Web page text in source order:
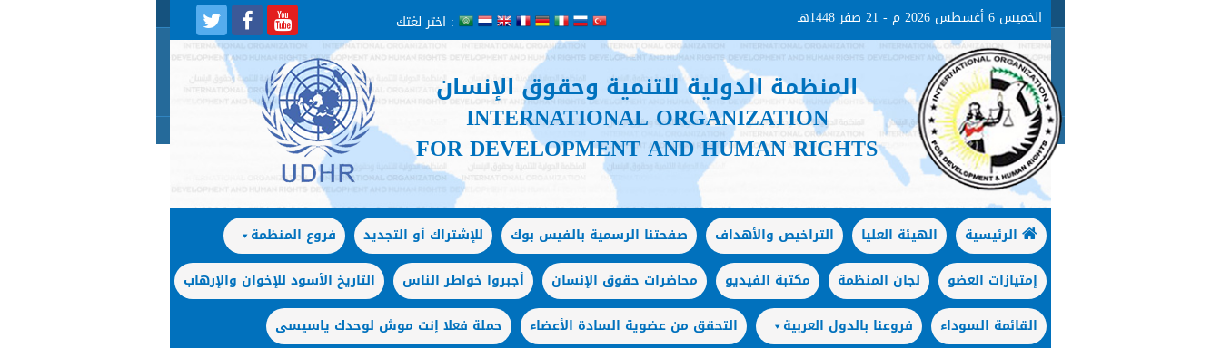
الخميس 6 أغسطس 2026 م - 21 صفر 1448هـ اختر لغتك :
المنظمة الدولية للتنمية وحقوق الإنسان
INTERNATIONAL ORGANIZATION
FOR DEVELOPMENT AND HUMAN RIGHTS
الرئيسية الهيئة العليا التراخيص والأهداف صفحتنا الرسمية بالفيس بوك للإشتراك أو التجديد
فروع المنظمة
إمتيازات العضو
لجان المنظمة مكتبة الفيديو محاضرات حقوق الإنسان أجبروا خواطر الناس
التاريخ الأسود للإخوان والإرهاب
القائمة السوداء
فروعنا بالدول العربية التحقق من عضوية السادة الأعضاء
حملة فعلا إنت موش لوحدك ياسيسى